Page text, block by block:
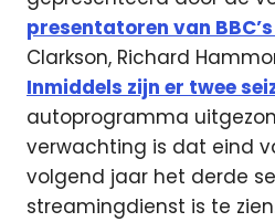
presentatoren van
Clarkson, Richard
Inmiddels zijn er twee
autoprogramma
verwachting is dat eind
volgend jaar het derde
streamingdienst is te